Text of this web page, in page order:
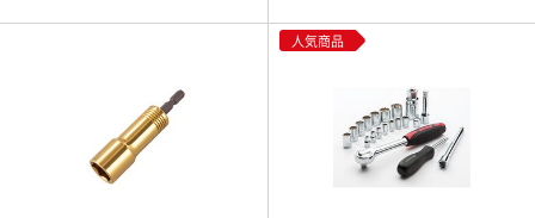
人気商品